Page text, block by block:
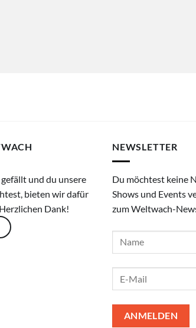
und du unsere
bieten wir dafür
Dank!
NEWSLETTER
Du möchtest keine
Shows und Events
zum Weltwach-